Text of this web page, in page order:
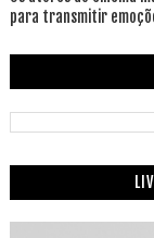
para transmitir